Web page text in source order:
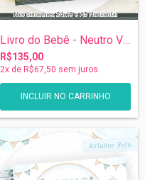
Livro do Bebê - Neutro Verde Musgo
R$135,00
2x de R$67,50 sem juros